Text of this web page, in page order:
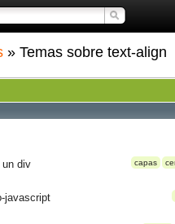
» Temas sobre text-align
capas
un div
javascript